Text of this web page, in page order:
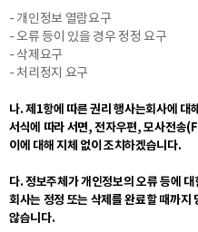
- 개인정보 열람요구
- 오류 등이 있을 경우 정정 요구
- 삭제요구
- 처리정지 요구
나. 제1항에 따른 권리 행사는회사에 대
서식에 따라 서면, 전자우편, 모사전송
이에 대해 지체 없이 조치하겠습니다.
다. 정보주체가 개인정보의 오류 등에
회사는 정정 또는 삭제를 완료할 때까지
않습니다.
개인정